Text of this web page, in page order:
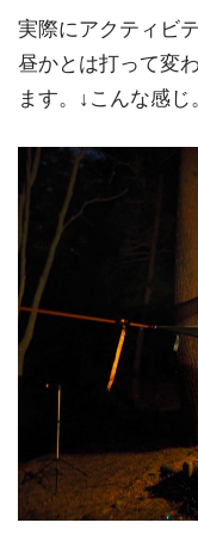
実際にアクティビ
昼かとは打って変
ます。↓こんな感じ